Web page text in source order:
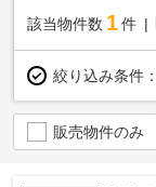
該当物件数 1件
絞り込み条件：
販売物件のみ